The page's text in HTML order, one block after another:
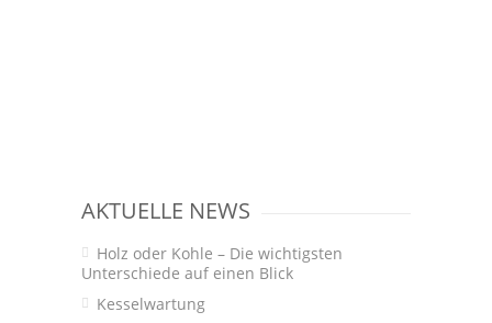
AKTUELLE NEWS
Holz oder Kohle – Die wichtigsten
Unterschiede auf einen Blick
Kesselwartung